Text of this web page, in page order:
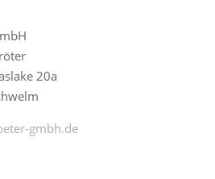
20a
gmbh.de